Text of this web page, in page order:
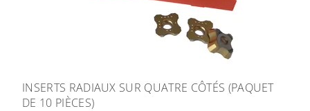
INSERTS RADIAUX SUR QUATRE CÔTÉS (PAQUET
DE 10 PIÈCES)